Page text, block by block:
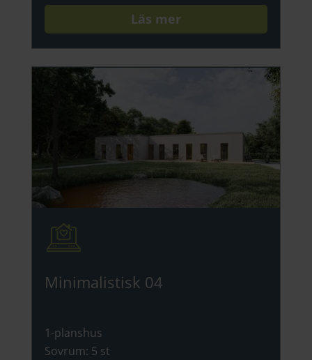
Läs mer
Minimalistisk 04
1-planshus
Sovrum: 5 st